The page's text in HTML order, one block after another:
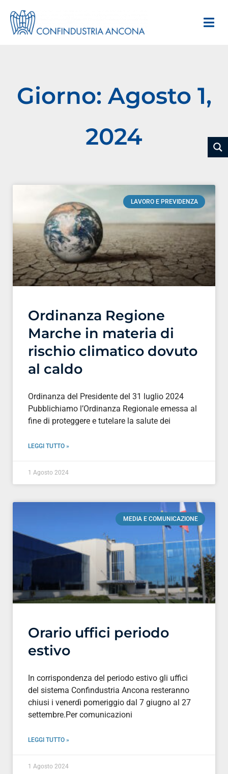
Giorno: Agosto 1,
2024
LAVORO E PREVIDENZA
Ordinanza Regione
Marche in materia di
rischio climatico dovuto
al caldo
Ordinanza del Presidente del 31 luglio 2024
Pubblichiamo l’Ordinanza Regionale emessa al
fine di proteggere e tutelare la salute dei
LEGGI TUTTO »
1 Agosto 2024
MEDIA E COMUNICAZIONE
Orario uffici periodo
estivo
In corrispondenza del periodo estivo gli uffici
del sistema Confindustria Ancona resteranno
chiusi i venerdì pomeriggio dal 7 giugno al 27
settembre.Per comunicazioni
LEGGI TUTTO »
1 Agosto 2024